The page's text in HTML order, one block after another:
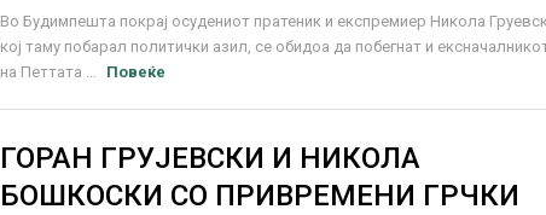
Во Будимпешта покрај осудениот пратеник и експремиер Никола
кој таму побарал политички азил, се обидоа да побегнат и
на Петтата ...
Повеќе
ГОРАН ГРУЈЕВСКИ И НИКОЛА
БОШКОСКИ СО ПРИВРЕМЕНИ ГРЧКИ